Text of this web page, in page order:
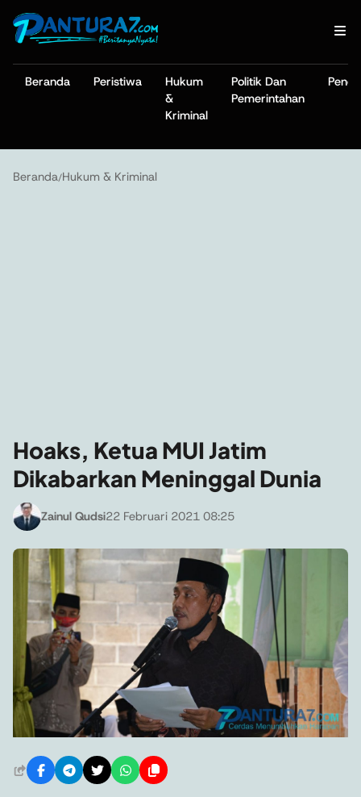
Beranda Peristiwa
Hukum
&
Kriminal
Politik Dan
Pemerintahan
Beranda/Hukum & Kriminal
Hoaks, Ketua MUI Jatim
Dikabarkan Meninggal Dunia
Zainul Qudsi22 Februari 2021 08:25